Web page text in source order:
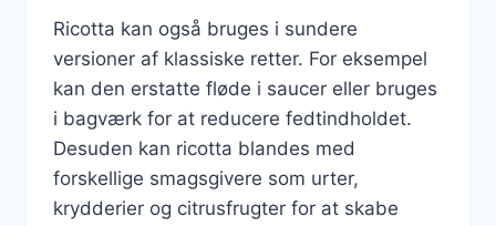
Ricotta kan også bruges i sundere
versioner af klassiske retter. For eksempel
kan den erstatte fløde i saucer eller bruges
i bagværk for at reducere fedtindholdet.
Desuden kan ricotta blandes med
forskellige smagsgivere som urter,
krydderier og citrusfrugter for at skabe